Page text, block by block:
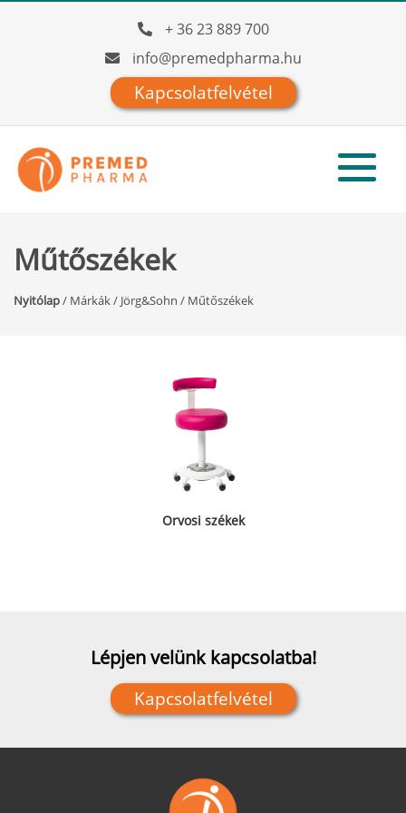
+ 36 23 889 700
info@premedpharma.hu
Kapcsolatfelvétel
Műtőszékek
Nyitólap/ Márkák/ Jörg&Sohn / Műtőszékek
Orvosi székek
Lépjen velünk kapcsolatba!
Kapcsolatfelvétel